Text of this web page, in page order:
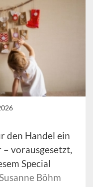
den Handel ein
vorausgesetzt,
Special
Böhm